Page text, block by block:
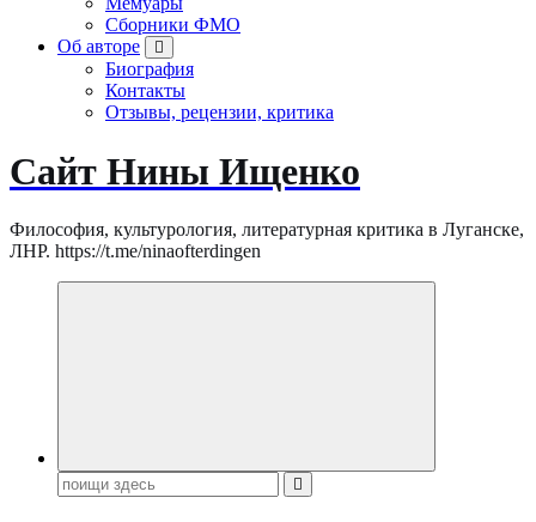
Сборники ФМО
Об авторе
Биография
Контакты
Отзывы, рецензии, критика
Сайт Нины Ищенко
Философия, культурология, литературная критика в Луганске,
ЛНР. https://t.me/ninaofterdingen
Поиск: